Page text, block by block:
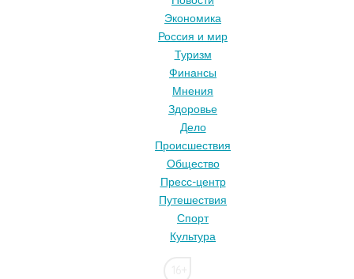
Экономика
Россия и мир
Туризм
Финансы
Мнения
Здоровье
Дело
Происшествия
Общество
Пресс-центр
Путешествия
Спорт
Культура